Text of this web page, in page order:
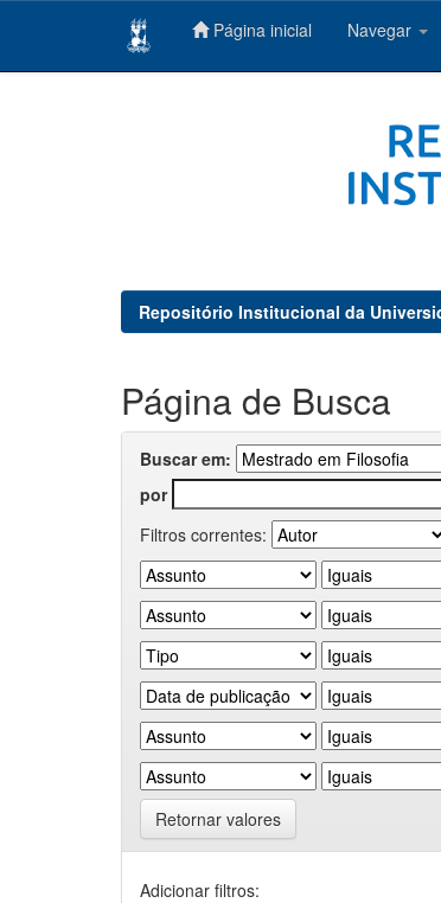
Página inicial Navegar
Repositório Institucional da
Página de Busca
Buscar em:
por
Filtros correntes:
Retornar valores
Adicionar filtros: